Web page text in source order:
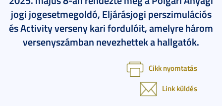
jogi jogesetmegoldó, Eljárásjogi perszimulációs
és Activity verseny kari fordulóit, amelyre három
versenyszámban nevezhettek a hallgatók.
Cikk nyomtatás
Link küldés